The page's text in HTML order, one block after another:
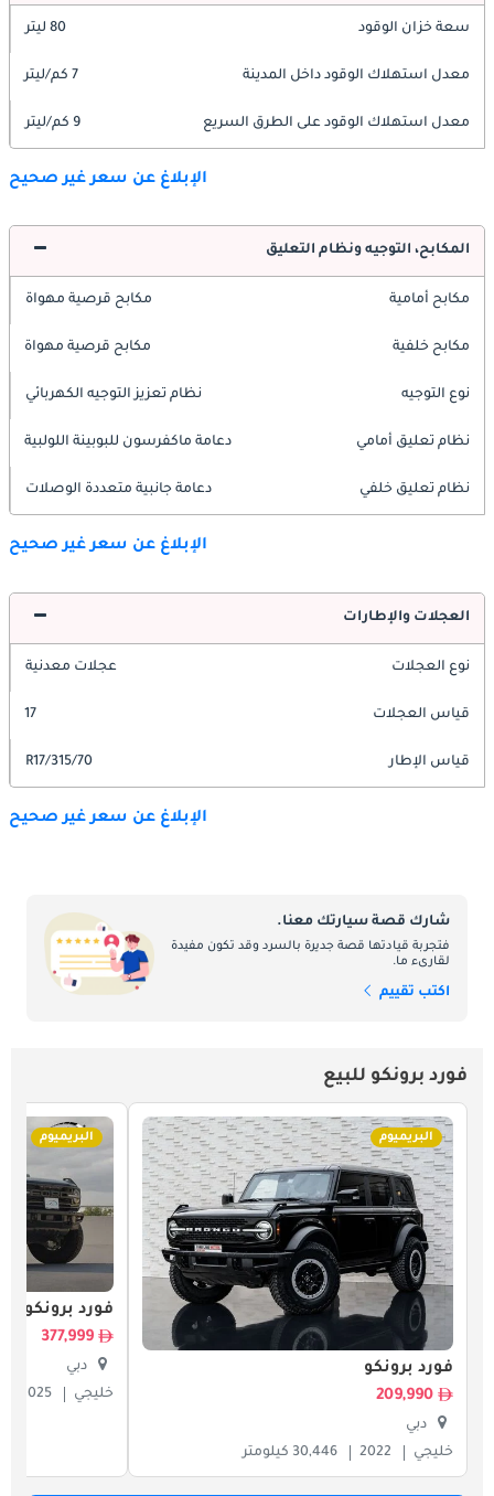
سعة خزان الوقود 80 ليتر
معدل استهلاك الوقود داخل المدينة 7 كم/ليتر
معدل استهلاك الوقود على الطرق السريع 9 كم/ليتر
الإبلاغ عن سعر غير صحيح
المكابح، التوجيه ونظام التعليق
مكابح أمامية مكابح قرصية مهواة
مكابح خلفية مكابح قرصية مهواة
نوع التوجيه نظام تعزيز التوجيه الكهربائي
نظام تعليق أمامي دعامة ماكفرسون للبوبينة اللولبية
نظام تعليق خلفي دعامة جانبية متعددة الوصلات
الإبلاغ عن سعر غير صحيح
العجلات والإطارات
نوع العجلات عجلات معدنية
قياس العجلات 17
قياس الإطار 315/70/R17
الإبلاغ عن سعر غير صحيح
شارك قصة سيارتك معنا.
فتجربة قيادتها قصة جديرة بالسرد وقد تكون مفيدة
لقارىء ما.
اكتب تقييم
فورد برونكو للبيع
البريميوم
فورد برونكو
209,990
دبي
خليجي
2022 30,446 كيلومتر
البريميوم
فورد برونكو
377,999
دبي
خليجي
2025